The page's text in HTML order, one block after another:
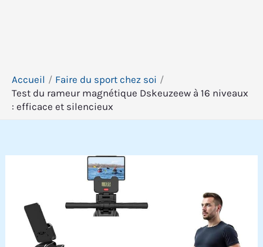
Accueil
Faire du sport chez soi
Test du rameur magnétique Dskeuzeew à 16 niveaux
: efficace et silencieux